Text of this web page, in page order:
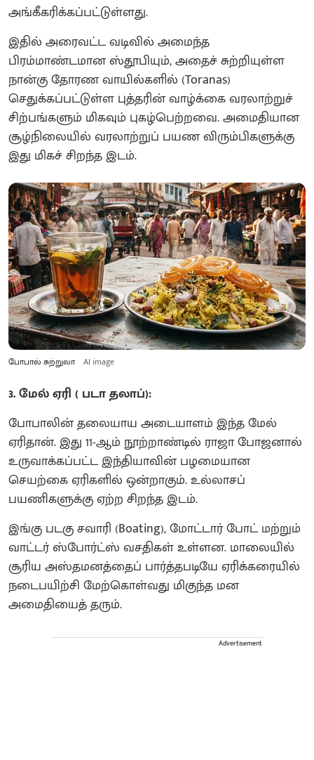
அங்கீகரிக்கப்பட்டுள்ளது.
இதில் அரைவட்ட வடிவில் அமைந்த
பிரம்மாண்டமான ஸ்தூபியும், அதைச் சுற்றியுள்ள
நான்கு தோரண வாயில்களில் (Toranas)
செதுக்கப்பட்டுள்ள புத்தரின் வாழ்க்கை வரலாற்றுச்
சிற்பங்களும் மிகவும் புகழ்பெற்றவை. அமைதியான
சூழ்நிலையில் வரலாற்றுப் பயண விரும்பிகளுக்கு
இது மிகச் சிறந்த இடம்.
போபால் சுற்றுலா AI image
3. மேல் ஏரி ( படா தலாப்):
போபாலின் தலையாய அடையாளம் இந்த மேல்
ஏரிதான். இது 11-ஆம் நூற்றாண்டில் ராஜா போஜனால்
உருவாக்கப்பட்ட இந்தியாவின் பழமையான
செயற்கை ஏரிகளில் ஒன்றாகும். உல்லாசப்
பயணிகளுக்கு ஏற்ற சிறந்த இடம்.
இங்கு படகு சவாரி (Boating), மோட்டார் போட் மற்றும்
வாட்டர் ஸ்போர்ட்ஸ் வசதிகள் உள்ளன. மாலையில்
சூரிய அஸ்தமனத்தைப் பார்த்தபடியே ஏரிக்கரையில்
நடைபயிற்சி மேற்கொள்வது மிகுந்த மன
அமைதியைத் தரும்.
Advertisement